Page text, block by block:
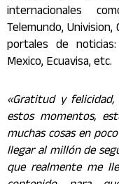
internacionales
Telemundo,
portales de
Mexico, Ecuavisa, etc.
«Gratitud y
estos momentos,
muchas cosas en
llegar al millón de
que realmente me